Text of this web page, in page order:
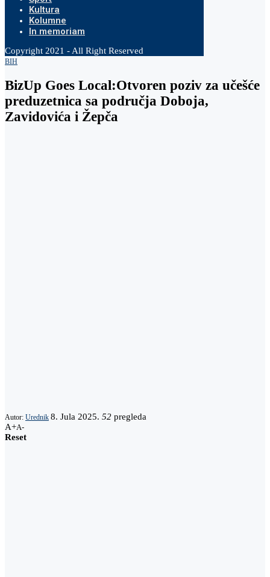
Kultura
Kolumne
In memoriam
Copyright 2021 - All Right Reserved
BIH
BizUp Goes Local:Otvoren poziv za učešće
preduzetnica sa područja Doboja,
Zavidovića i Žepča
Autor: Urednik 8. Jula 2025. 52 pregleda
A+A-
Reset